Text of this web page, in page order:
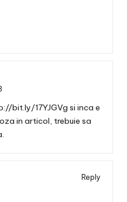
bit.ly/17YJGVg si inca e
in articol, trebuie sa
Reply